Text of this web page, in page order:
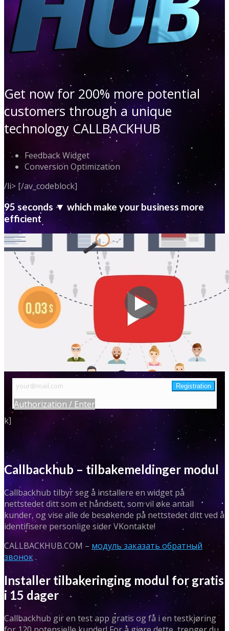
Get now for 200% more potential
customers through a unique
technology CALLBACKHUB
Feedback Widget
Conversion Optimization
/li> [/av_codeblock]
95 seconds ▼ which make your business more
efficient
Authorization / Enter
k]
Callbackhub – tilbakemeldinger modul
Callbackhub tilbyr seg å installere en widget på
nettstedet ditt som et håndsett, som vil øke antall
kunder, og vise alle de besøkende på nettstedet ditt ved å
identifisere personlige sider VKontakte!
CALLBACKHUB.COM – модуль заказать обратный
звонок.
Installer tilbakeringing modul for gratis
i 15 dager
Callbackhub gir en test app gratis og få i en testkjøring